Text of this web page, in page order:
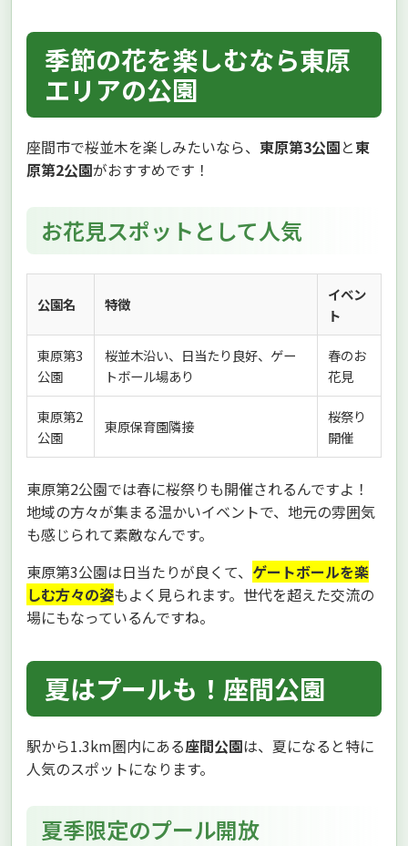
季節の花を楽しむなら東原
エリアの公園
座間市で桜並木を楽しみたいなら、 東原第3公園と東
原第2公園がおすすめです！
お花見スポットとして人気
公園名 特徴
イベン
ト
東原第3
公園
桜並木沿い、日当たり良好、ゲー
トボール場あり
春のお
花見
東原第2
公園
東原保育園隣接
桜祭り
開催
東原第2公園では春に桜祭りも開催されるんですよ！
地域の方々が集まる温かいイベントで、地元の雰囲気
も感じられて素敵なんです。
東原第3公園は日当たりが良くて、 ゲートボールを楽
しむ方々の姿もよく見られます。世代を超えた交流の
場にもなっているんですね。
夏はプールも！座間公園
駅から1.3km圏内にある座間公園は、夏になると特に
人気のスポットになります。
夏季限定のプール開放